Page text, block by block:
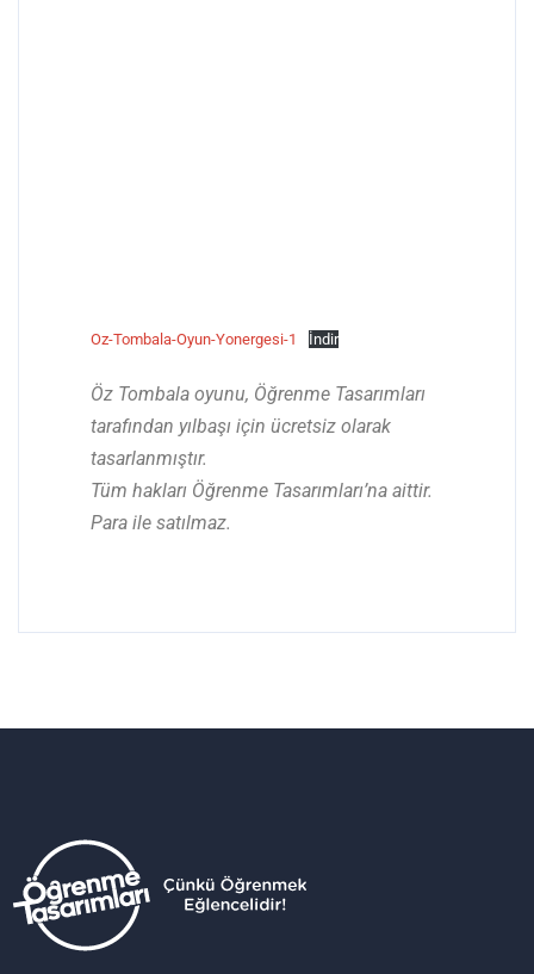
Oz-Tombala-Oyun-Yonergesi-1 İndir
Öz Tombala oyunu, Öğrenme Tasarımları
tarafından yılbaşı için ücretsiz olarak
tasarlanmıştır.
Tüm hakları Öğrenme Tasarımları’na aittir.
Para ile satılmaz.